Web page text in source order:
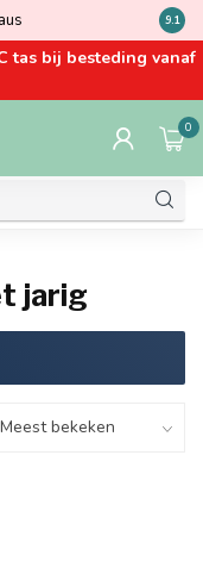
Kom
9.1
tas bij besteding vanaf
0
jarig